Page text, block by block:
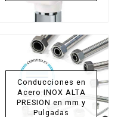
Conducciones en
Acero INOX ALTA
PRESION en mm y
Pulgadas